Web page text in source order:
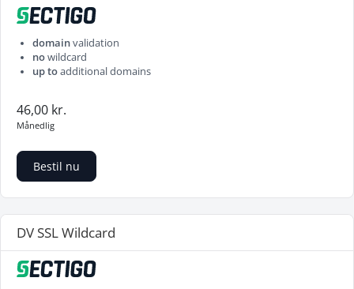
domainvalidation
nowildcard
up toadditional domains
46,00 kr.
Månedlig
Bestil nu
DV SSL Wildcard